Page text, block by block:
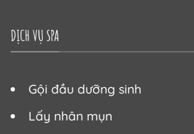
DỊCH VỤ SPA
Gội đầu dưỡng sinh
Lấy nhân mụn